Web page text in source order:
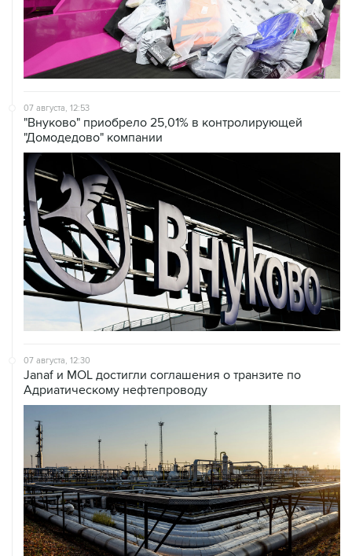
07 августа, 12:53
"Домодедово" компании
07 августа, 12:30
Адриатическому нефтепроводу